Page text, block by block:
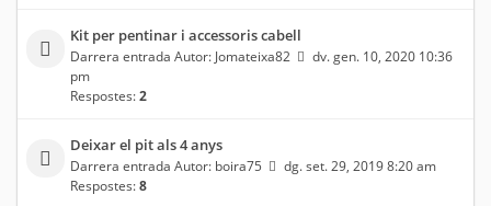
Kit per pentinar i accessoris cabell
Darrera entrada Autor: Jomateixa82
dv. gen. 10, 2020 10:36
pm
Respostes:2
Deixar el pit als 4 anys
Darrera entrada Autor: boira75
dg. set. 29, 2019 8:20 am
Respostes:8